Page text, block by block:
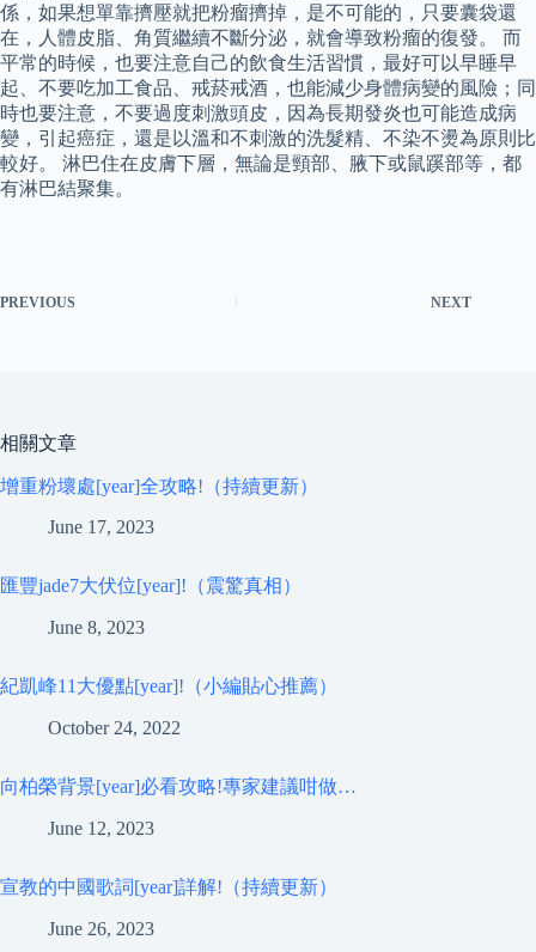
係，如果想單靠擠壓就把粉瘤擠掉，是不可能的，只要囊袋還
在，人體皮脂、角質繼續不斷分泌，就會導致粉瘤的復發。 而
平常的時候，也要注意自己的飲食生活習慣，最好可以早睡早
起、不要吃加工食品、戒菸戒酒，也能減少身體病變的風險；同
時也要注意，不要過度刺激頭皮，因為長期發炎也可能造成病
變，引起癌症，還是以溫和不刺激的洗髮精、不染不燙為原則比
較好。 淋巴住在皮膚下層，無論是頸部、腋下或鼠蹊部等，都
有淋巴結聚集。
PREVIOUS NEXT
相關文章
增重粉壞處[year]全攻略!（持續更新）
June 17, 2023
匯豐jade7大伏位[year]!（震驚真相）
June 8, 2023
紀凱峰11大優點[year]!（小編貼心推薦）
October 24, 2022
向柏榮背景[year]必看攻略!專家建議咁做…
June 12, 2023
宣教的中國歌詞[year]詳解!（持續更新）
June 26, 2023